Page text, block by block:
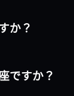
か？
ですか？